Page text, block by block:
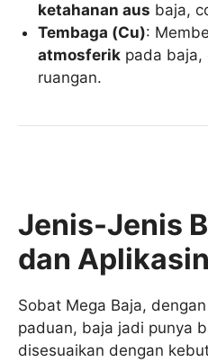
ketahanan aus baja,
Tembaga (Cu):
atmosferik pada baja,
ruangan.
Jenis-Jenis
dan
Sobat Mega Baja,
paduan, baja jadi punya
disesuaikan dengan